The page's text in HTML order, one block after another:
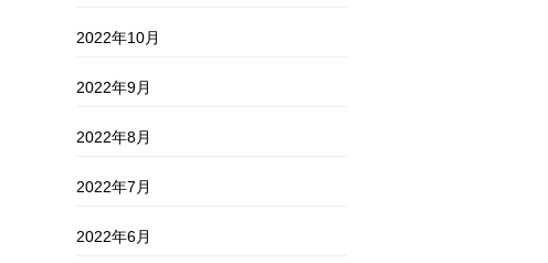
2022年10月
2022年9月
2022年8月
2022年7月
2022年6月